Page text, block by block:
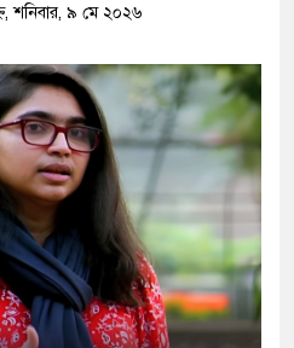
শনিবার, ৯ মে ২০২৬